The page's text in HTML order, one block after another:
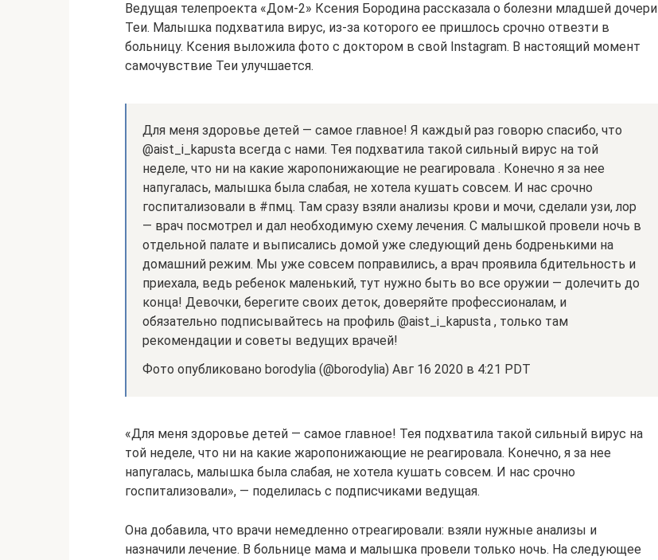
Ведущая телепроекта «Дом-2» Ксения Бородина рассказала о болезни младшей дочери
Теи. Малышка подхватила вирус, из-за которого ее пришлось срочно отвезти в
больницу. Ксения выложила фото с доктором в свой Instagram. В настоящий момент
самочувствие Теи улучшается.
Для меня здоровье детей — самое главное! Я каждый раз говорю спасибо, что
@aist_i_kapusta всегда с нами. Тея подхватила такой сильный вирус на той
неделе, что ни на какие жаропонижающие не реагировала . Конечно я за нее
напугалась, малышка была слабая, не хотела кушать совсем. И нас срочно
госпитализовали в #пмц. Там сразу взяли анализы крови и мочи, сделали узи, лор
— врач посмотрел и дал необходимую схему лечения. С малышкой провели ночь в
отдельной палате и выписались домой уже следующий день бодренькими на
домашний режим. Мы уже совсем поправились, а врач проявила бдительность и
приехала, ведь ребенок маленький, тут нужно быть во все оружии — долечить до
конца! Девочки, берегите своих деток, доверяйте профессионалам, и
обязательно подписывайтесь на профиль @aist_i_kapusta , только там
рекомендации и советы ведущих врачей!
Фото опубликовано borodylia (@borodylia) Авг 16 2020 в 4:21 PDT
«Для меня здоровье детей — самое главное! Тея подхватила такой сильный вирус на
той неделе, что ни на какие жаропонижающие не реагировала. Конечно, я за нее
напугалась, малышка была слабая, не хотела кушать совсем. И нас срочно
госпитализовали», — поделилась с подписчиками ведущая.
Она добавила, что врачи немедленно отреагировали: взяли нужные анализы и
назначили лечение. В больнице мама и малышка провели только ночь. На следующее